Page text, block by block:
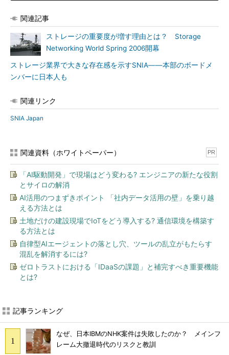
関連記事
ストレージの重要度が増す理由とは？ Storage
Networking World Spring 2006開幕
ストレージ業界で大きな存在感を示すSNIA――本部のボードメ
ンバーに日本人も
関連リンク
SNIA Japan
関連資料（ホワイトペーパー） PR
「AI駆動開発」で現場はどう変わる? エンジニアの新たな役割
とサイロの解消
AI活用のつまずきポイント 「社内データ活用の壁」を乗り越
える方法とは
土地だけの建設現場でIoTをどう導入する? 通信環境を構築す
る方法とは
自律型AIエージェントの落とし穴、ツールの乱立がもたらす
混乱を解消するには?
ゼロトラストにおける「IDaaSの課題」と補完すべき重要機能
とは?
記事ランキング
なぜ、日本IBMのNHK案件は失敗したのか？ メインフ
レーム大撤退時代のリスクと教訓